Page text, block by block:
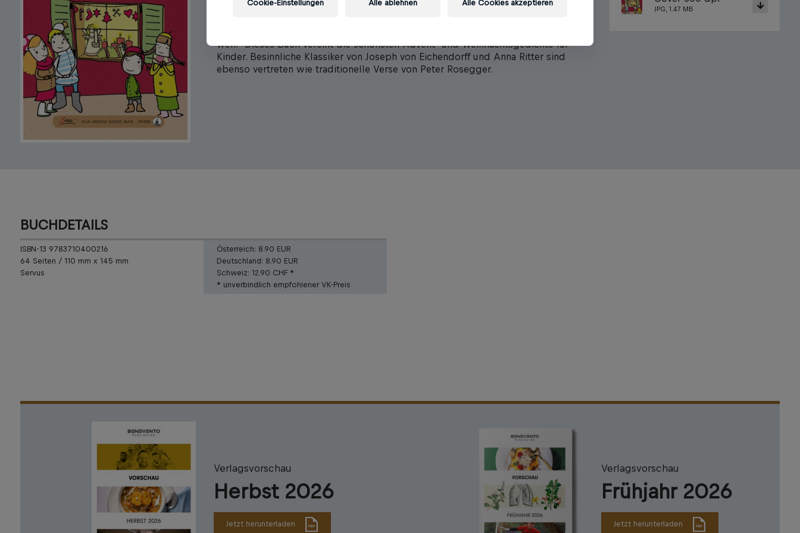
weh.“ Dieses Buch vereint die schönsten Advent- und Weihnachtsgedichte für
Kinder. Besinnliche Klassiker von Joseph von Eichendorff und Anna Ritter sind
ebenso vertreten wie traditionelle Verse von Peter Rosegger.
JPG, 1.47 MB
BUCHDETAILS
ISBN-13 9783710400216
64 Seiten / 110 mm x 145 mm
Servus
Österreich: 8.90 EUR
Deutschland: 8.90 EUR
Schweiz: 12.90 CHF *
* unverbindlich empfohlener VK-Preis
Verlagsvorschau
Herbst 2026
Jetzt herunterladen
Verlagsvorschau
Frühjahr 2026
Jetzt herunterladen
Alle ablehnen Alle Cookies akzeptieren
Cookie-Einstellungen